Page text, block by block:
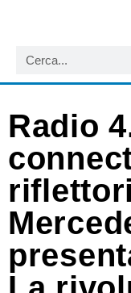
Radio